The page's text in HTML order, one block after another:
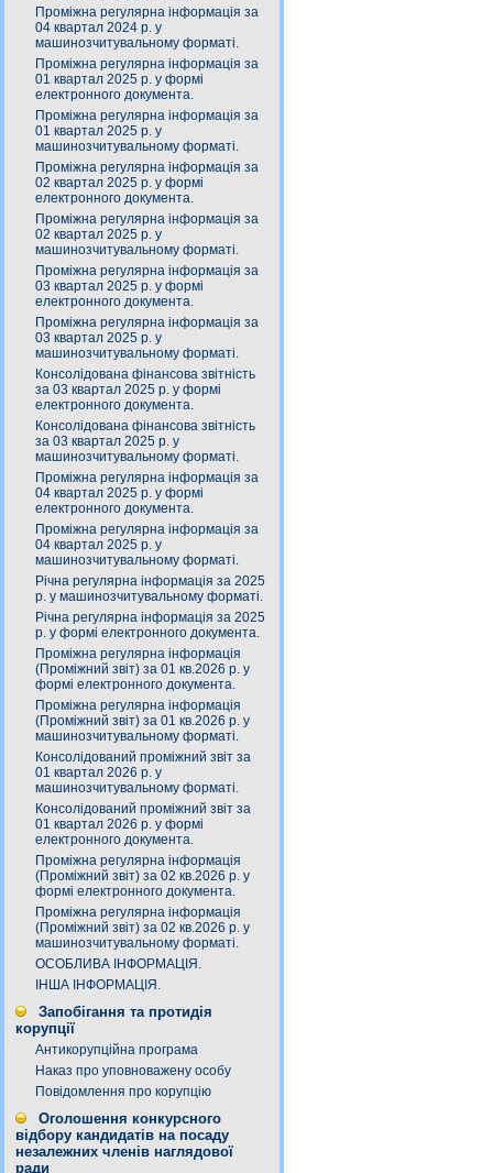
Проміжна регулярна інформація за
04 квартал 2024 р. у
машинозчитувальному форматі.
Проміжна регулярна інформація за
01 квартал 2025 р. у формі
електронного документа.
Проміжна регулярна інформація за
01 квартал 2025 р. у
машинозчитувальному форматі.
Проміжна регулярна інформація за
02 квартал 2025 р. у формі
електронного документа.
Проміжна регулярна інформація за
02 квартал 2025 р. у
машинозчитувальному форматі.
Проміжна регулярна інформація за
03 квартал 2025 р. у формі
електронного документа.
Проміжна регулярна інформація за
03 квартал 2025 р. у
машинозчитувальному форматі.
Консолідована фінансова звітність
за 03 квартал 2025 р. у формі
електронного документа.
Консолідована фінансова звітність
за 03 квартал 2025 р. у
машинозчитувальному форматі.
Проміжна регулярна інформація за
04 квартал 2025 р. у формі
електронного документа.
Проміжна регулярна інформація за
04 квартал 2025 р. у
машинозчитувальному форматі.
Річна регулярна інформація за 2025
р. у машинозчитувальному форматі.
Річна регулярна інформація за 2025
р. у формі електронного документа.
Проміжна регулярна інформація
(Проміжний звіт) за 01 кв.2026 р. у
формі електронного документа.
Проміжна регулярна інформація
(Проміжний звіт) за 01 кв.2026 р. у
машинозчитувальному форматі.
Консолідований проміжний звіт за
01 квартал 2026 р. у
машинозчитувальному форматі.
Консолідований проміжний звіт за
01 квартал 2026 р. у формі
електронного документа.
Проміжна регулярна інформація
(Проміжний звіт) за 02 кв.2026 р. у
формі електронного документа.
Проміжна регулярна інформація
(Проміжний звіт) за 02 кв.2026 р. у
машинозчитувальному форматі.
ОСОБЛИВА ІНФОРМАЦІЯ.
ІНША ІНФОРМАЦІЯ.
Запобігання та протидія
корупції
Антикорупційна програма
Наказ про уповноважену особу
Повідомлення про корупцію
Оголошення конкурсного
відбору кандидатів на посаду
незалежних членів наглядової
ради